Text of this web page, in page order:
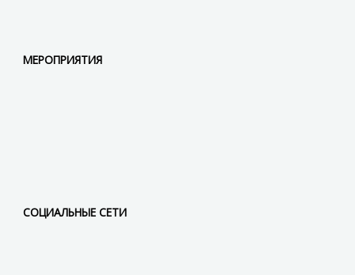
МЕРОПРИЯТИЯ
СОЦИАЛЬНЫЕ СЕТИ